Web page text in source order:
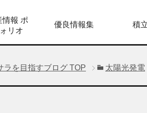
情報 ポ
リオ
優良情報集 積
ラを目指すブログ TOP 太陽光発電